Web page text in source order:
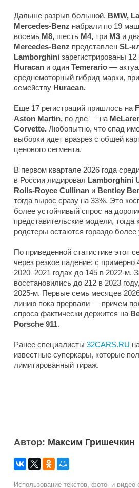
Дальше разрыв большой. BMW,
Mercedes-Benz набрали по 19
восемь M8, шесть M4, три M3 и
Mercedes-Benz представлен SL-
Lamborghini зарегистрированы 12
Huracan и один Temerario —
среднемоторный гибрид марки,
семейству Huracan.
Еще 17 регистраций пришлось на
Aston Martin, по две — на
Corvette. Любопытно, что спад
выборки идет вразрез с общей
ценового сегмента.
В первом квартале 2026 года
в России лидировал Lamborghini
Rolls-Royce Cullinan и Bentley
тогда вырос сразу на 33%. Это
более устойчивый спрос на
представительские модели, тогда
родстеры остаются гораздо более
По приведенной статистике этот
через резкое падение: с
2020–2021 годах до 145 в 2022-м.
восстановились до 212 в 2023
2025-м. Первые семь месяцев
линию пока прервали — причем
спроса фактически держится на
Porsche 911.
Ранее специалисты 32CARS.RU
известные суперкары, которые
лимитированный тираж.
Автор: Максим Гришечкин
Использование текстов, фото- и видео